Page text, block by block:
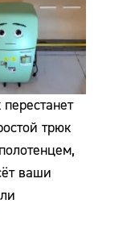
трюк
ваши